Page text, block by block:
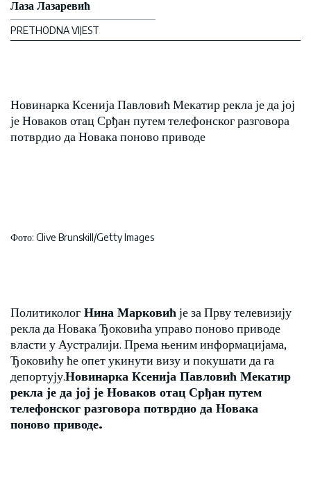
Лаза Лазаревић
PRETHODNA VIJEST
Новинарка Ксенија Павловић Мекатир рекла је да јој
је Новаков отац Срђан путем телефонског разговора
потврдио да Новака поново приводе
Фото: Clive Brunskill/Getty Images
Политиколог Нина Марковић је за Прву телевизију
рекла да Новака Ђоковића управо поново приводе
власти у Аустралији. Према њеним информацијама,
Ђоковићу ће опет укинути визу и покушати да га
депортују.Новинарка Ксенија Павловић Мекатир
рекла је да јој је Новаков отац Срђан путем
телефонског разговора потврдио да Новака
поново приводе.